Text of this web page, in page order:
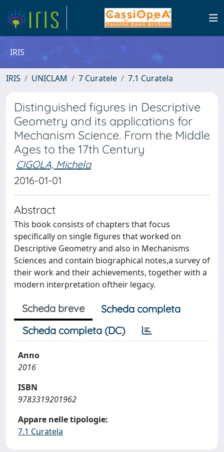
IRIS
IRIS UNICLAM 7 Curatele 7.1 Curatela
Distinguished figures in Descriptive
Geometry and its applications for
Mechanism Science. From the Middle
Ages to the 17th Century
CIGOLA, Michela
2016-01-01
Abstract
This book consists of chapters that focus
specifically on single figures that worked on
Descriptive Geometry and also in Mechanisms
Sciences and contain biographical notes,a survey of
their work and their achievements, together with a
modern interpretation oftheir legacy.
Scheda breve
Scheda completa
Scheda completa (DC)
Anno
2016
ISBN
9783319201962
Appare nelle tipologie:
7.1 Curatela